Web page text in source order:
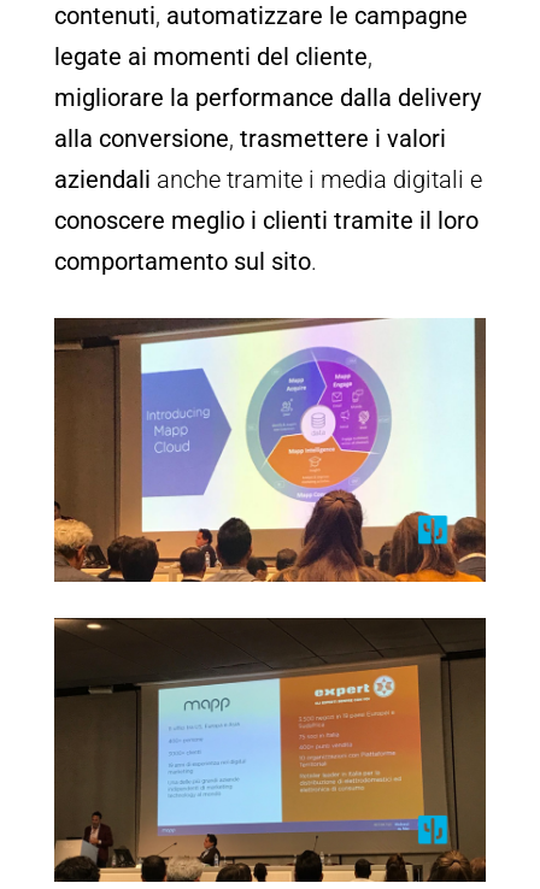
contenuti, automatizzare le campagne
legate ai momenti del cliente,
migliorare la performance dalla delivery
alla conversione, trasmettere i valori
aziendali anche tramite i media digitali e
conoscere meglio i clienti tramite il loro
comportamento sul sito.